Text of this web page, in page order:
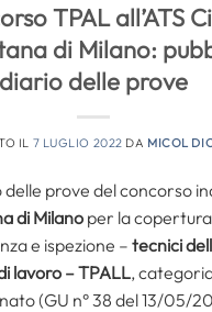
TPAL all’ATS
di Milano:
diario delle prove
IL 7 LUGLIO 2022 DA MICOL
prove del concorso
di Milano per la
e ispezione – tecnici
lavoro – TPALL,
(GU n° 38 del 13/05/